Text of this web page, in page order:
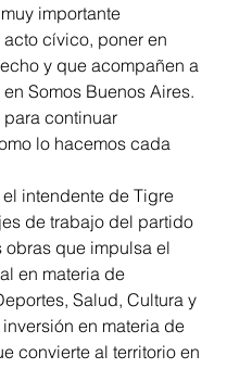
importante
cívico, poner en
y que acompañen a
Somos Buenos Aires.
continuar
lo hacemos cada
intendente de Tigre
de trabajo del partido
obras que impulsa el
en materia de
Salud, Cultura y
en materia de
convierte al territorio en